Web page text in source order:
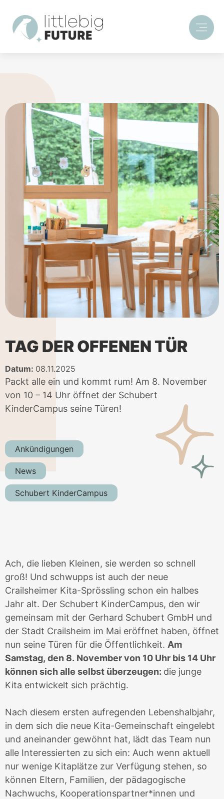
TAG DER OFFENEN TÜR
Datum: 08.11.2025
Packt alle ein und kommt rum! Am 8. November
von 10 – 14 Uhr öffnet der Schubert
KinderCampus seine Türen!
Ankündigungen
News
Schubert KinderCampus
Ach, die lieben Kleinen, sie werden so schnell
groß! Und schwupps ist auch der neue
Crailsheimer Kita-Sprössling schon ein halbes
Jahr alt. Der Schubert KinderCampus, den wir
gemeinsam mit der Gerhard Schubert GmbH und
der Stadt Crailsheim im Mai eröffnet haben, öffnet
nun seine Türen für die Öffentlichkeit. Am
Samstag, den 8. November von 10 Uhr bis 14 Uhr
können sich alle selbst überzeugen: die junge
Kita entwickelt sich prächtig.
Nach diesem ersten aufregenden Lebenshalbjahr,
in dem sich die neue Kita-Gemeinschaft eingelebt
und aneinander gewöhnt hat, lädt das Team nun
alle Interessierten zu sich ein: Auch wenn aktuell
nur wenige Kitaplätze zur Verfügung stehen, so
können Eltern, Familien, der pädagogische
Nachwuchs, Kooperationspartner*innen und